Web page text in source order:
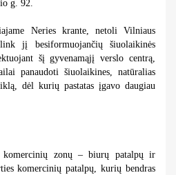
g. 92.
Neries krante, netoli Vilniaus
jį besiformuojančių šiuolaikinės
šį gyvenamąjį verslo centrą,
panaudoti šiuolaikines, natūralias
dėl kurių pastatas įgavo daugiau
komercinių zonų – biurų patalpų ir
komercinių patalpų, kurių bendras